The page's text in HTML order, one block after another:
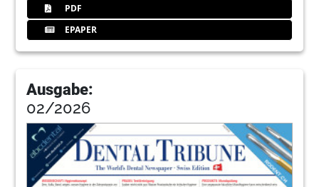
PDF
EPAPER
Ausgabe:
02/2026